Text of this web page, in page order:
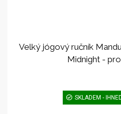
Velký jógový ručník
Midnight -
SKLADEM -